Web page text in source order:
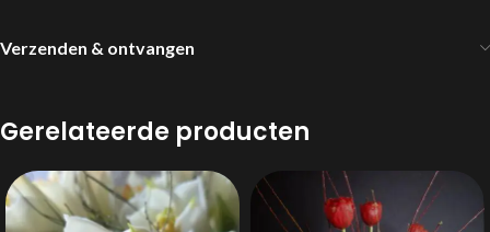
Verzenden & ontvangen
Gerelateerde producten